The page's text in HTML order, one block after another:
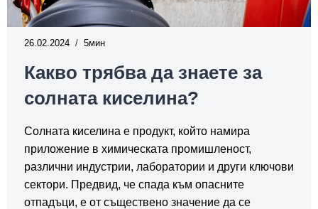
26.02.2024 5
Какво трябва да знаете за
солната киселина?
Солната киселина е продукт, който намира
приложение в химическата промишленост,
различни индустрии, лаборатории и други ключови
сектори. Предвид, че спада към опасните
отпадъци, е от съществено значение да се